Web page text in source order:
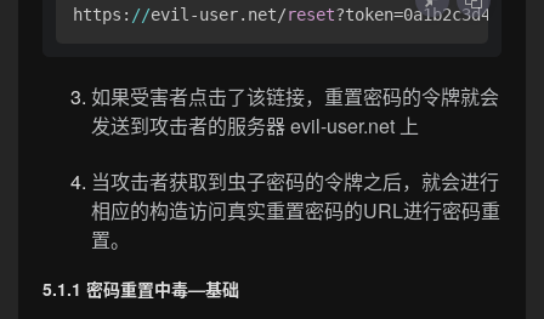
https: //evil-user.net/reset
如果受害者点击了该链接，重置密码的令牌就会
发送到攻击者的服务器 evil-user.net 上
当攻击者获取到虫子密码的令牌之后，就会进行
相应的构造访问真实重置密码的URL进行密码重
置。
5.1.1 密码重置中毒—基础